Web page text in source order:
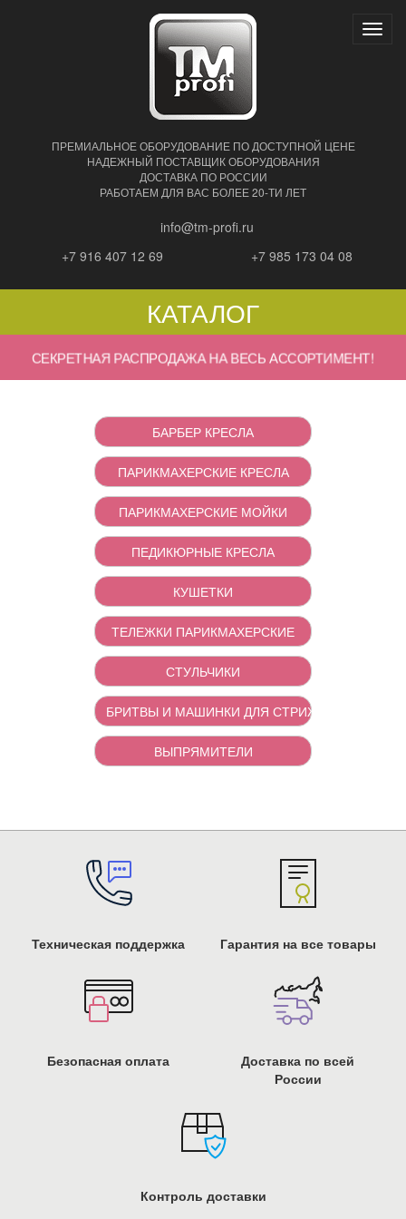
ПРЕМИАЛЬНОЕ ОБОРУДОВАНИЕ ПО ДОСТУПНОЙ ЦЕНЕ
НАДЕЖНЫЙ ПОСТАВЩИК ОБОРУДОВАНИЯ
ДОСТАВКА ПО РОССИИ
РАБОТАЕМ ДЛЯ ВАС БОЛЕЕ 20-ТИ ЛЕТ
info@tm-profi.ru
+7 916 407 12 69
+7 985 173 04 08
КАТАЛОГ
СЕКРЕТНАЯ РАСПРОДАЖА НА ВЕСЬ АССОРТИМЕНТ!
БАРБЕР КРЕСЛА
ПАРИКМАХЕРСКИЕ КРЕСЛА
ПАРИКМАХЕРСКИЕ МОЙКИ
ПЕДИКЮРНЫЕ КРЕСЛА
КУШЕТКИ
ТЕЛЕЖКИ ПАРИКМАХЕРСКИЕ
СТУЛЬЧИКИ
БРИТВЫ И МАШИНКИ ДЛЯ СТРИЖКИ
ВЫПРЯМИТЕЛИ
Техническая поддержка Гарантия на все товары
Безопасная оплата
Доставка по всей
России
Контроль доставки